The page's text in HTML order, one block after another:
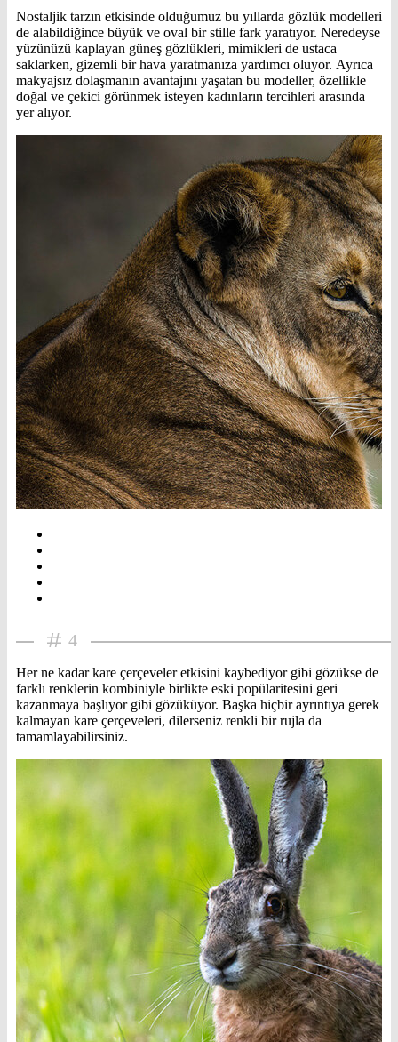
Nostaljik tarzın etkisinde olduğumuz bu yıllarda gözlük modelleri
de alabildiğince büyük ve oval bir stille fark yaratıyor. Neredeyse
yüzünüzü kaplayan güneş gözlükleri, mimikleri de ustaca
saklarken, gizemli bir hava yaratmanıza yardımcı oluyor. Ayrıca
makyajsız dolaşmanın avantajını yaşatan bu modeller, özellikle
doğal ve çekici görünmek isteyen kadınların tercihleri arasında
yer alıyor.
4
Her ne kadar kare çerçeveler etkisini kaybediyor gibi gözükse de
farklı renklerin kombiniyle birlikte eski popülaritesini geri
kazanmaya başlıyor gibi gözüküyor. Başka hiçbir ayrıntıya gerek
kalmayan kare çerçeveleri, dilerseniz renkli bir rujla da
tamamlayabilirsiniz.